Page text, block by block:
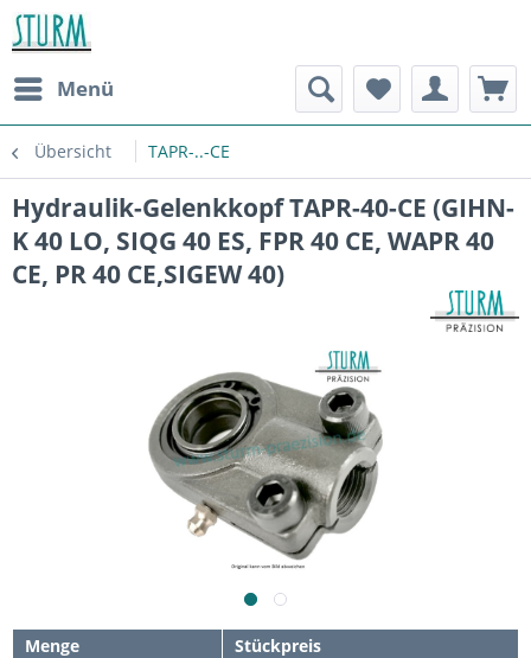
Menü
Übersicht TAPR-..-CE
Hydraulik-Gelenkkopf TAPR-40-CE (GIHN-
K 40 LO, SIQG 40 ES, FPR 40 CE, WAPR 40
CE, PR 40 CE,SIGEW 40)
Menge
Stückpreis